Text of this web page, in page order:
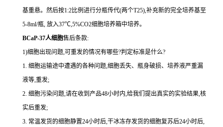
基重悬。然后按1:2比例进行分瓶传代(两个T25),补充新的完全培养基至
5-8ml/瓶, 放入37℃,5%CO2细胞培养箱中培养。
BCaP-37人细胞售后条款:
1)细胞出现问题,可重发的情况有哪些?判定标准是什么?
1. 细胞运输途中遭遇的各种问题,细胞丢失、瓶身破损、培养液严重漏
液等,重发;
2. 细胞污染问题,请在收到产品48小时内,给我们提出真实的实验结果,核
实后重发;
3. 常温发货的细胞静置24小时后,干冰冻存发货的细胞复苏后24小时后,